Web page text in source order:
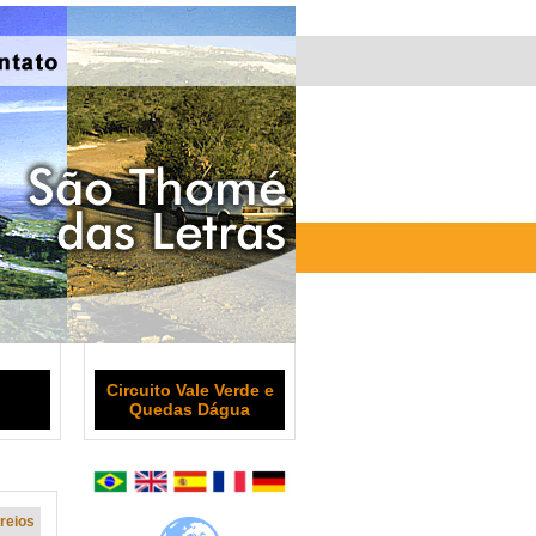
Circuito Vale Verde e
Quedas Dágua